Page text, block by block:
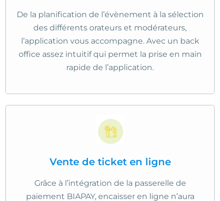
De la planification de l’évènement à la sélection
des différents orateurs et modérateurs,
l’application vous accompagne. Avec un back
office assez intuitif qui permet la prise en main
rapide de l’application.
Vente de ticket en ligne
Grâce à l’intégration de la passerelle de
paiement BIAPAY, encaisser en ligne n’aura